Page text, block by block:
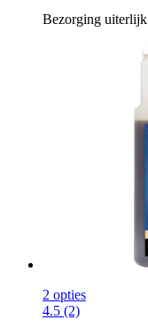
Bezorging
2 opties
4.5 (2)